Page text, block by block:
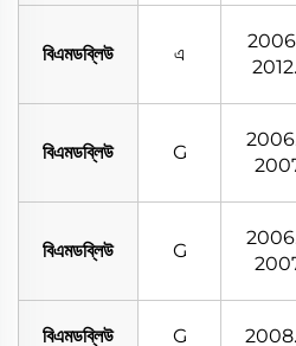
বিএমডব্লিউ এ
বিএমডব্লিউ G
বিএমডব্লিউ G
বিএমডব্লিউ G